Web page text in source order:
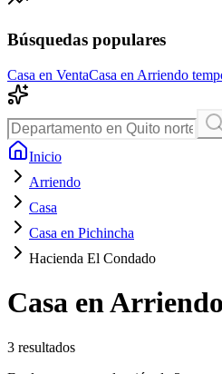
Búsquedas populares
Casa en VentaCasa en Arriendo
Inicio
Arriendo
Casa
Casa en Pichincha
Hacienda El Condado
Casa en
3 resultados